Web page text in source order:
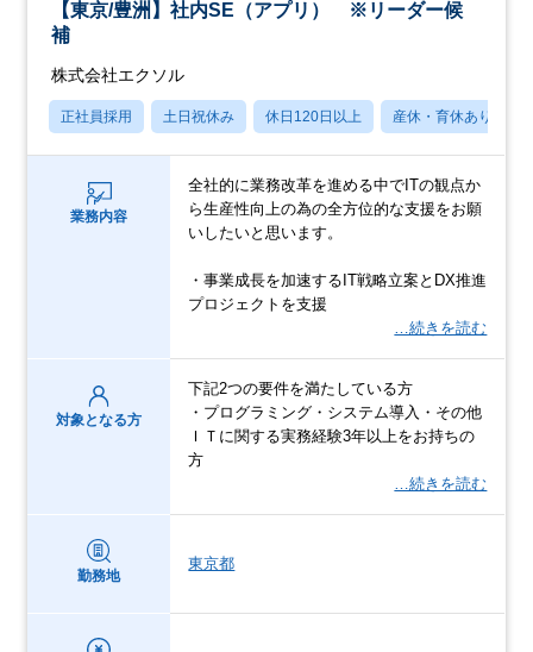
【東京/豊洲】社内SE（アプリ） ※リーダー候
補
株式会社エクソル
正社員採用 土日祝休み 休日120日以上 産休・育休あり
業務内容
全社的に業務改革を進める中でITの観点か
ら生産性向上の為の全方位的な支援をお願
いしたいと思います。
・事業成長を加速するIT戦略立案とDX推進
プロジェクトを支援
…続きを読む
対象となる方
下記2つの要件を満たしている方
・プログラミング・システム導入・その他
ＩＴに関する実務経験3年以上をお持ちの
方
…続きを読む
勤務地
東京都